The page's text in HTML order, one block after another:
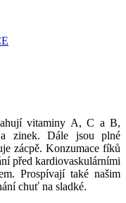
vitaminy A, C a B,
zinek. Dále jsou plné
zácpě. Konzumace fíků
před kardiovaskulárními
Prospívají také našim
chuť na sladké.